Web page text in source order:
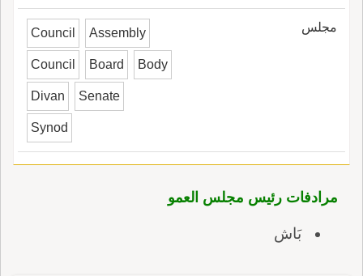
مجلس Council Assembly
Council Board Body
Divan Senate
Synod
مرادفات رئيس مجلس العمو
بَاش